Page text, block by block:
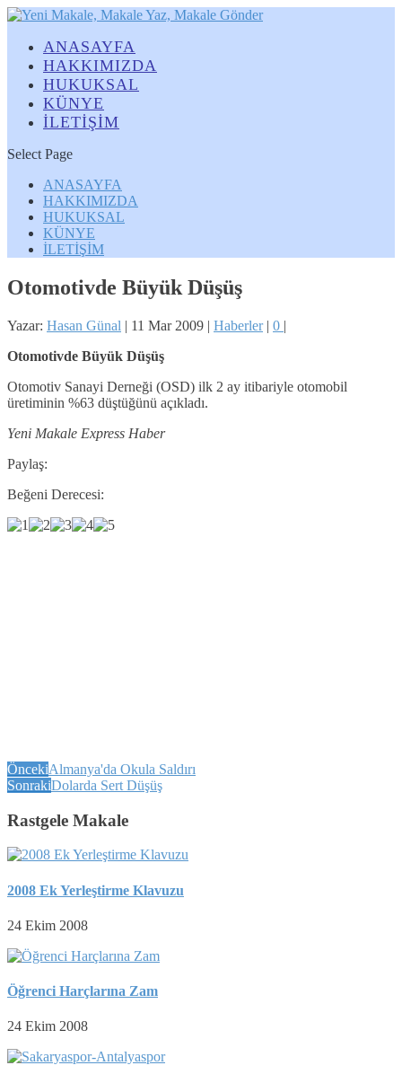
ANASAYFA
HAKKIMIZDA
HUKUKSAL
KÜNYE
İLETİŞİM
Select Page
ANASAYFA
HAKKIMIZDA
HUKUKSAL
KÜNYE
İLETİŞİM
Otomotivde Büyük Düşüş
Yazar: Hasan Günal | 11 Mar 2009 | Haberler| 0 |
Otomotivde Büyük Düşüş
Otomotiv Sanayi Derneği (OSD) ilk 2 ay itibariyle otomobil
üretiminin %63 düştüğünü açıkladı.
Yeni Makale Express Haber
Paylaş:
Beğeni Derecesi:
ÖncekiAlmanya'da Okula Saldırı
SonrakiDolarda Sert Düşüş
Rastgele Makale
2008 Ek Yerleştirme Klavuzu
24 Ekim 2008
Öğrenci Harçlarına Zam
24 Ekim 2008